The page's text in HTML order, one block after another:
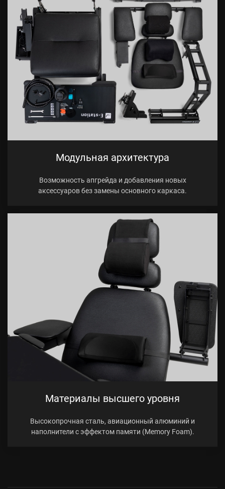
Модульная архитектура
Возможность апгрейда и добавления новых
аксессуаров без замены основного каркаса.
Материалы высшего уровня
Высокопрочная сталь, авиационный алюминий и
наполнители с эффектом памяти (Memory Foam).